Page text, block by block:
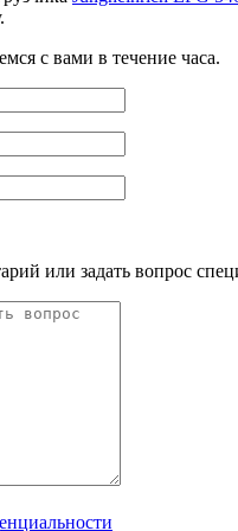
с вами в течение часа.
или задать вопрос